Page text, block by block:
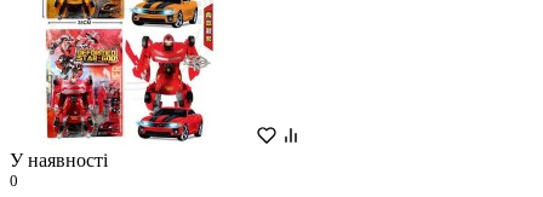
У наявності
0